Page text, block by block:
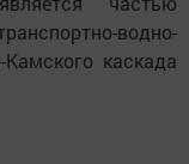
водно-
каскада